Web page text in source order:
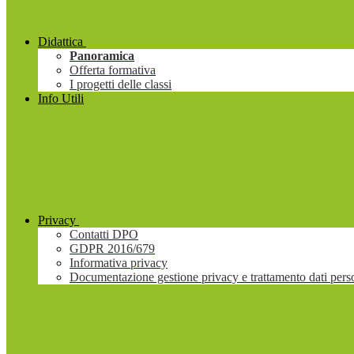
Didattica
Panoramica
Offerta formativa
I progetti delle classi
Info Utili
Privacy
Contatti DPO
GDPR 2016/679
Informativa privacy
Documentazione gestione privacy e trattamento dati